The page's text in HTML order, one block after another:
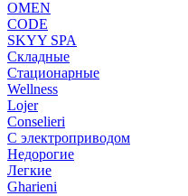
OMEN
CODE
SKYY SPA
Складные
Стационарные
Wellness
Lojer
Conselieri
С электроприводом
Недорогие
Легкие
Gharieni